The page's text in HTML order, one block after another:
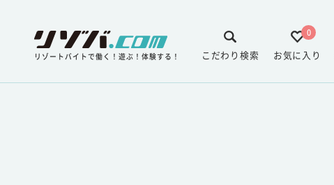
リゾートバイトで働く！遊ぶ！体験する！
0
お気に入り
こだわり検索